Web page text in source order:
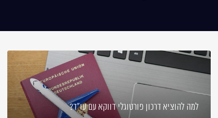
למה להוציא דרכון פורטוגלי דווקא עם עו"ד?